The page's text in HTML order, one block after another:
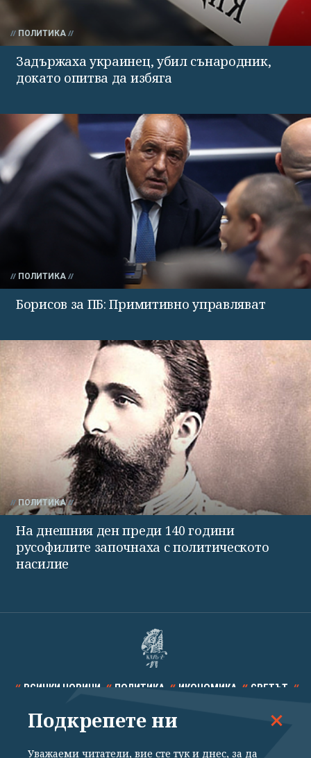
ПОЛИТИКА
Задържаха украинец, убил сънародник,
докато опитва да избяга
ПОЛИТИКА
Борисов за ПБ: Примитивно управляват
ПОЛИТИКА
На днешния ден преди 140 години
русофилите започнаха с политическото
насилие
ВСИЧКИ НОВИНИ ПОЛИТИКА ИКОНОМИКА СВЕТЪТ
СПОРТ КУЛТУРА ТЕХНОЛОГИИ КАЛЕЙДОСКОП
Подкрепете ни
Уважаеми читатели, вие сте тук и днес, за да